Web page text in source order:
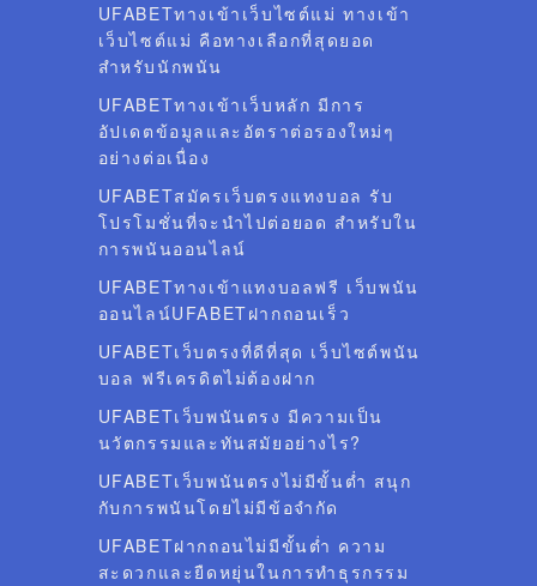
UFABETทางเข้าเว็บไซต์แม่ ทางเข้า
เว็บไซต์แม่ คือทางเลือกที่สุดยอด
สำหรับนักพนัน
UFABETทางเข้าเว็บหลัก มีการ
อัปเดตข้อมูลและอัตราต่อรองใหม่ๆ
อย่างต่อเนื่อง
UFABETสมัครเว็บตรงแทงบอล รับ
โปรโมชั่นที่จะนำไปต่อยอด สำหรับใน
การพนันออนไลน์
UFABETทางเข้าแทงบอลฟรี เว็บพนัน
ออนไลน์UFABETฝากถอนเร็ว
UFABETเว็บตรงที่ดีที่สุด เว็บไซต์พนัน
บอล ฟรีเครดิตไม่ต้องฝาก
UFABETเว็บพนันตรง มีความเป็น
นวัตกรรมและทันสมัยอย่างไร?
UFABETเว็บพนันตรงไม่มีขั้นต่ำ สนุก
กับการพนันโดยไม่มีข้อจำกัด
UFABETฝากถอนไม่มีขั้นต่ำ ความ
สะดวกและยืดหยุ่นในการทำธุรกรรม